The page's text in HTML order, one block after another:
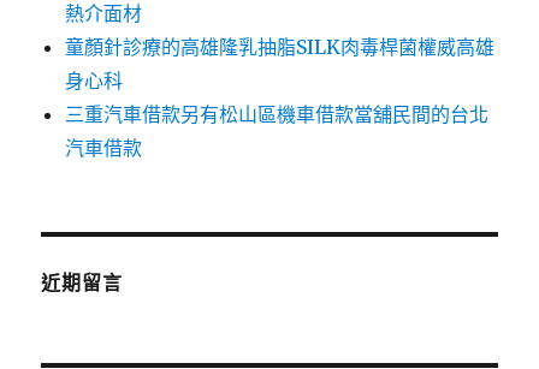
熱介面材
童顏針診療的高雄隆乳抽脂SILK肉毒桿菌權威高雄
身心科
三重汽車借款另有松山區機車借款當舖民間的台北
汽車借款
近期留言